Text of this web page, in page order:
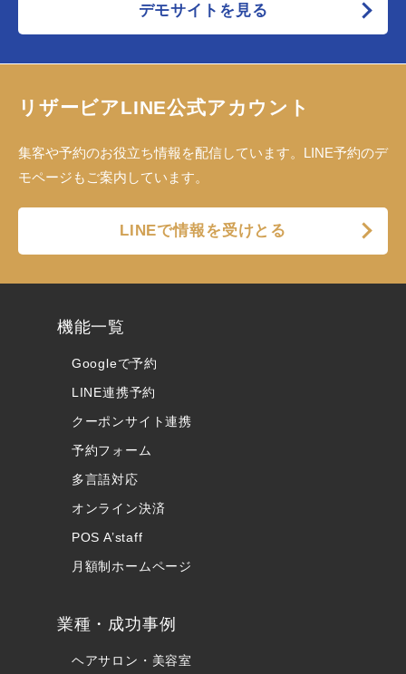
デモサイトを見る
リザービアLINE公式アカウント
集客や予約のお役立ち情報を配信しています。LINE予約のデ
モページもご案内しています。
LINEで情報を受けとる
機能一覧
Googleで予約
LINE連携予約
クーポンサイト連携
予約フォーム
多言語対応
オンライン決済
POS A’staff
月額制ホームページ
業種・成功事例
ヘアサロン・美容室